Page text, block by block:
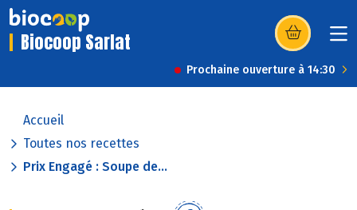
Biocoop Sarlat (s’ouvre dans
Prochaine ouverture à 14:30
Accueil
Toutes nos recettes
Prix Engagé : Soupe de...